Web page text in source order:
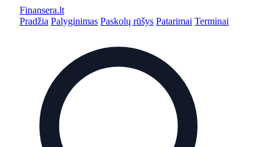
Finansera.lt
Pradžia Palyginimas Paskolų rūšys Patarimai Terminai